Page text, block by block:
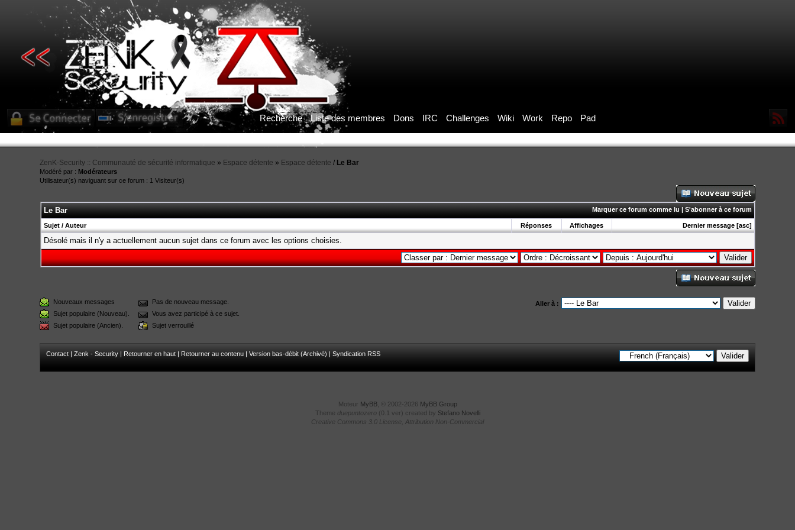
Recherche Liste des membres Dons IRC Challenges Wiki Work Repo Pad
ZenK-Security :: Communauté de sécurité informatique » Espace détente » Espace détente / Le Bar
Modéré par : Modérateurs
Utilisateur(s) naviguant sur ce forum : 1 Visiteur(s)
Marquer ce forum comme lu|S'abonner à ce forum
Le Bar
Sujet/ Auteur Réponses Affichages Dernier message [asc]
Désolé mais il n'y a actuellement aucun sujet dans ce forum avec les options choisies.
Nouveaux messages
Sujet populaire (Nouveau).
Sujet populaire (Ancien).
Pas de nouveau message.
Vous avez participé à ce sujet.
Sujet verrouillé
Aller à :
Contact |Zenk - Security | Retourner en haut | Retourner au contenu |Version bas-débit (Archivé) |Syndication RSS
Moteur MyBB, © 2002-2026 MyBB Group
Theme duepuntozero (0.1 ver) created by Stefano Novelli
Creative Commons 3.0 License, Attribution Non-Commercial